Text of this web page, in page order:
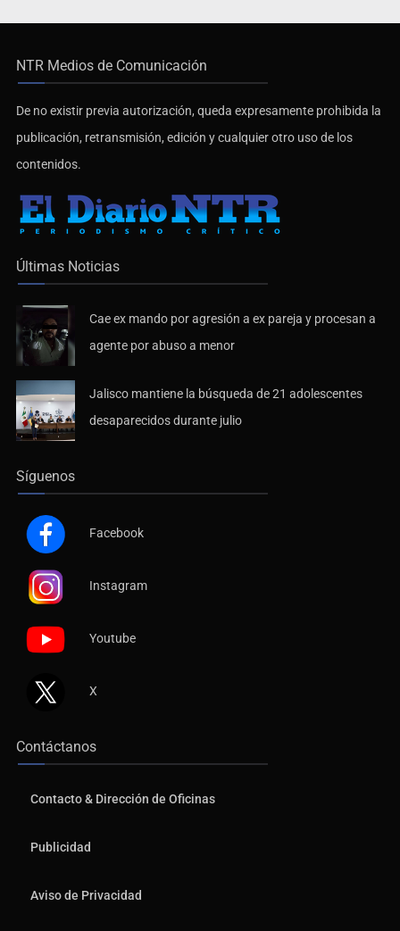
NTR Medios de Comunicación
De no existir previa autorización, queda expresamente prohibida la
publicación, retransmisión, edición y cualquier otro uso de los
contenidos.
Últimas Noticias
Cae ex mando por agresión a ex pareja y procesan a
agente por abuso a menor
Jalisco mantiene la búsqueda de 21 adolescentes
desaparecidos durante julio
Síguenos
Facebook
Instagram
Youtube
X
Contáctanos
Contacto & Dirección de Oficinas
Publicidad
Aviso de Privacidad